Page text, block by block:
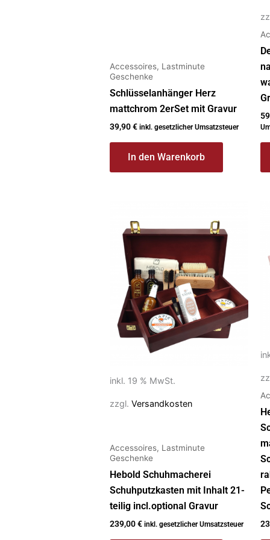
Accessoires, Lastminute
Geschenke
Schlüsselanhänger Herz
mattchrom 2erSet mit Gravur
39,90€ inkl. gesetzlicher Umsatzsteuer
In den Warenkorb
inkl. 19 % MwSt.
zzgl. Versandkosten
Accessoires, Lastminute
Geschenke
Hebold Schuhmacherei
Schuhputzkasten mit Inhalt 21-
teilig incl.optional Gravur
239,00€ inkl. gesetzlicher Umsatzsteuer